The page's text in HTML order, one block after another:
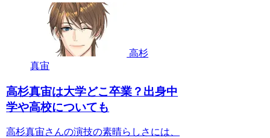
高杉
真宙
高杉真宙は大学どこ卒業？出身中
学や高校についても
高杉真宙さんの演技の素晴らしさには、